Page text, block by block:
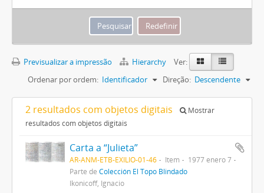
Previsualizar a impressão Hierarchy
Ver:
Ordenar por ordem: Identificador Direção: Descendente
2 resultados com objetos digitais
Mostrar
resultados com objetos digitais
Carta a “Julieta”
AR-ANM-ETB-EXILIO-01-46 Item
1977 enero 7
Parte de Colección El Topo Blindado
Ikonicoff, Ignacio